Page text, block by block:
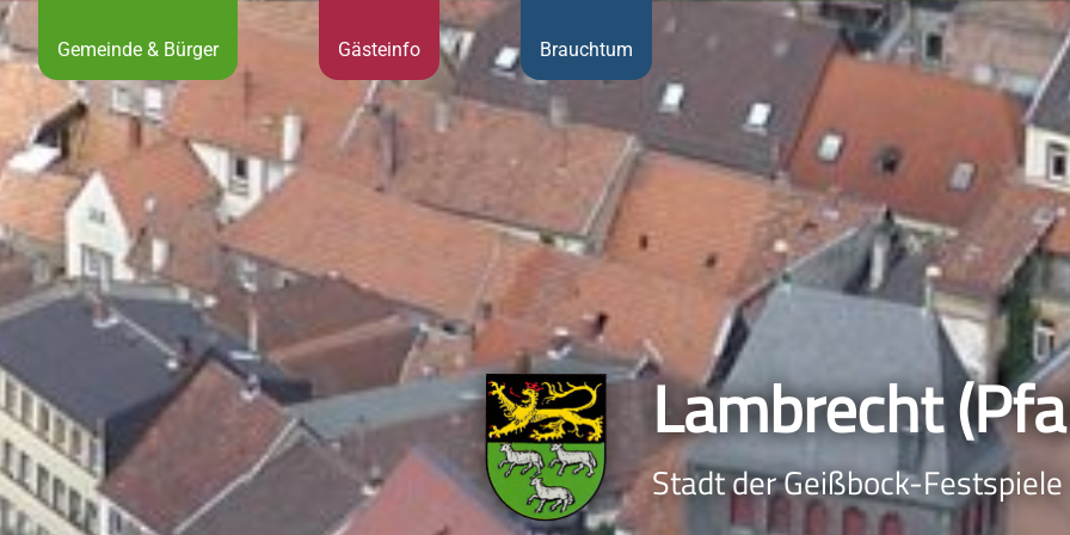
Gemeinde & Bürger Gästeinfo Brauchtum
Lambrecht
Stadt der Geißbock-Festspiele